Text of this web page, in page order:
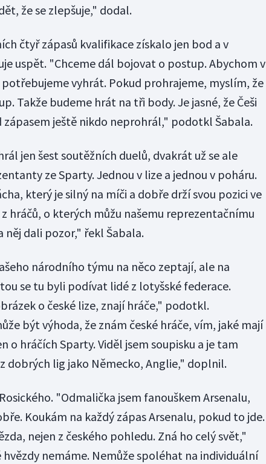
že se zlepšuje," dodal.
čtyř zápasů kvalifikace získalo jen bod a v
uspět. "Chceme dál bojovat o postup. Abychom v
vyhrát. Pokud prohrajeme, myslím, že
Takže budeme hrát na tři body. Je jasné, že Češi
ještě nikdo neprohrál," podotkl Šabala.
jen šest soutěžních duelů, dvakrát už se ale
ze Sparty. Jednou v lize a jednou v poháru.
který je silný na míči a dobře drží svou pozici ve
hráčů, o kterých můžu našemu reprezentačnímu
něj dali pozor," řekl Šabala.
národního týmu na něco zeptají, ale na
se tu byli podívat lidé z lotyšské federace.
o české lize, znají hráče," podotkl.
být výhoda, že znám české hráče, vím, jaké mají
o hráčích Sparty. Viděl jsem soupisku a je tam
dobrých lig jako Německo, Anglie," doplnil.
"Odmalička jsem fanouškem Arsenalu,
Koukám na každý zápas Arsenalu, pokud to jde.
nejen z českého pohledu. Zná ho celý svět,"
nemáme. Nemůže spoléhat na individuální